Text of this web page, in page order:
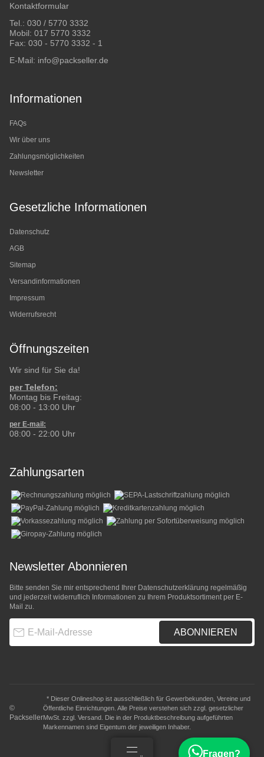
Kontaktformular
Tel.: 030 / 5770 3332
Mobil: 017 5770 3332
Fax: 030 - 5770 3332 - 1
E-Mail: info@packseller.de
Informationen
FAQs
Wir über uns
Zahlungsmöglichkeiten
Newsletter
Gesetzliche Informationen
Datenschutz
AGB
Sitemap
Versandinformationen
Impressum
Widerrufsrecht
Öffnungszeiten
Wir sind für Sie da!
per Telefon:
Montag bis Freitag:
08:00 - 13:00 Uhr
per E-mail:
08:00 - 22:00 Uhr
Zahlungsarten
Newsletter Abonnieren
Bitte senden Sie mir entsprechend Ihrer Datenschutzerklärung regelmäßig
und jederzeit widerruflich Informationen zu Ihrem Produktsortiment per E-
Mail zu.
ABONNIEREN
©
Packseller
* Dieser Onlineshop ist ausschließlich für Gewerbekunden, Vereine und
Öffentliche Einrichtungen. Alle Preise verstehen sich zzgl. gesetzlicher
MwSt. zzgl. Versand . Die in der Produktbeschreibung aufgeführten
Markennamen sind Eigentum der jeweiligen Inhaber.
Fragen?